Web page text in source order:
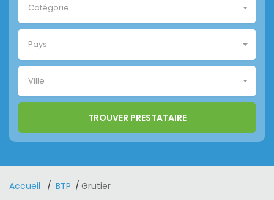
Catégorie
Pays
Ville
Accueil BTP Grutier